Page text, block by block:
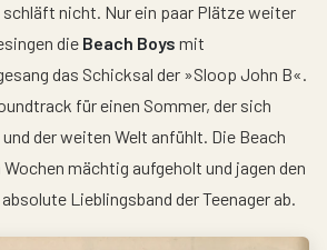
schläft nicht. Nur ein paar Plätze weiter
die Beach Boys mit
das Schicksal der »Sloop John B«.
für einen Sommer, der sich
der weiten Welt anfühlt. Die Beach
mächtig aufgeholt und jagen den
Lieblingsband der Teenager ab.